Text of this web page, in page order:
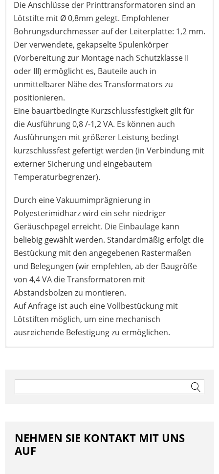
Die Anschlüsse der Printtransformatoren sind an
Lötstifte mit Ø 0,8mm gelegt. Empfohlener
Bohrungsdurchmesser auf der Leiterplatte: 1,2 mm.
Der verwendete, gekapselte Spulenkörper
(Vorbereitung zur Montage nach Schutzklasse II
oder III) ermöglicht es, Bauteile auch in
unmittelbarer Nähe des Transformators zu
positionieren.
Eine bauartbedingte Kurzschlussfestigkeit gilt für
die Ausführung 0,8 /-1,2 VA. Es können auch
Ausführungen mit größerer Leistung bedingt
kurzschlussfest gefertigt werden (in Verbindung mit
externer Sicherung und eingebautem
Temperaturbegrenzer).
Durch eine Vakuumimprägnierung in
Polyesterimidharz wird ein sehr niedriger
Geräuschpegel erreicht. Die Einbaulage kann
beliebig gewählt werden. Standardmäßig erfolgt die
Bestückung mit den angegebenen Rastermaßen
und Belegungen (wir empfehlen, ab der Baugröße
von 4,4 VA die Transformatoren mit
Abstandsbolzen zu montieren.
Auf Anfrage ist auch eine Vollbestückung mit
Lötstiften möglich, um eine mechanisch
ausreichende Befestigung zu ermöglichen.
NEHMEN SIE KONTAKT MIT UNS
AUF